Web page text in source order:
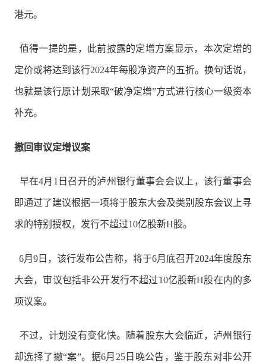
港元。
值得一提的是，此前披露的定增方案显示，本次定增的
定价或将达到该行2024年每股净资产的五折。换句话说，
也就是该行原计划采取“破净定增”方式进行核心一级资本
补充。
撤回审议定增议案
早在4月1日召开的泸州银行董事会会议上，该行董事会
即通过了建议根据一项将于股东大会及类别股东会议上寻
求的特别授权，发行不超过10亿股新H股。
6月9日，该行发布公告称，将于6月底召开2024年度股东
大会，审议包括非公开发行不超过10亿股新H股在内的多
项议案。
不过，计划没有变化快。随着股东大会临近，泸州银行
却选择了撤“案”。据6月25日晚公告，鉴于股东对非公开